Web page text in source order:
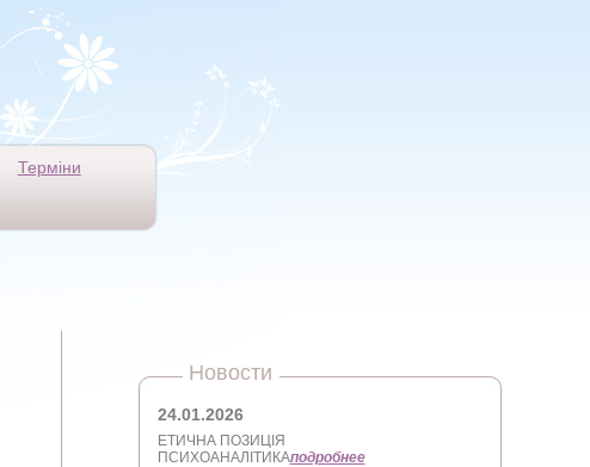
Терміни
Новости
24.01.2026
ЕТИЧНА ПОЗИЦІЯ
ПСИХОАНАЛІТИКАподробнее